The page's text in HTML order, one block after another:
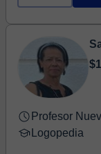
Profesor
Logopedia